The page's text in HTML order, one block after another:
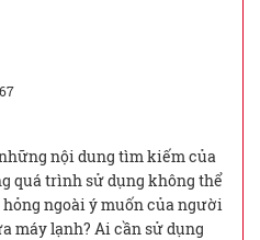
nội dung tìm kiếm của
quá trình sử dụng không thể
ngoài ý muốn của người
máy lạnh? Ai cần sử dụng